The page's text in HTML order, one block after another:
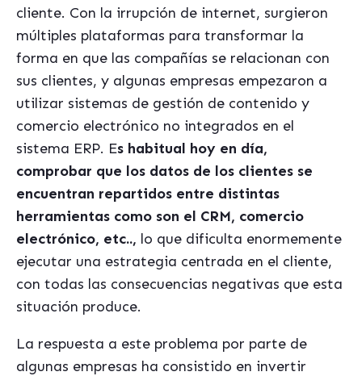
cliente. Con la irrupción de internet, surgieron
múltiples plataformas para transformar la
forma en que las compañías se relacionan con
sus clientes, y algunas empresas empezaron a
utilizar sistemas de gestión de contenido y
comercio electrónico no integrados en el
sistema ERP. Es habitual hoy en día,
comprobar que los datos de los clientes se
encuentran repartidos entre distintas
herramientas como son el CRM, comercio
electrónico, etc.., lo que dificulta enormemente
ejecutar una estrategia centrada en el cliente,
con todas las consecuencias negativas que esta
situación produce.
La respuesta a este problema por parte de
algunas empresas ha consistido en invertir